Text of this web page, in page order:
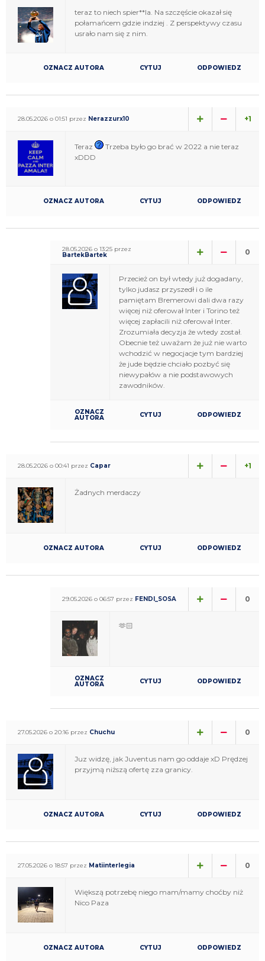
teraz to niech spier**la. Na szczęście okazał się
połamańcem gdzie indziej . Z perspektywy czasu
usrało nam się z nim.
OZNACZ AUTORA CYTUJ ODPOWIEDZ
28.05.2026 o 01:51 przez Nerazzurx10 +1
Teraz
Trzeba było go brać w 2022 a nie teraz
xDDD
OZNACZ AUTORA CYTUJ ODPOWIEDZ
28.05.2026 o 13:25 przez
BartekBartek 0
Przecież on był wtedy już dogadany,
tylko judasz przyszedł i o ile
pamiętam Bremerowi dali dwa razy
więcej niż oferował Inter i Torino też
więcej zapłacili niż oferował Inter.
Zrozumiała decyzja że wtedy został.
Obecnie też uważam że już nie warto
wchodzić w negocjacje tym bardziej
że jude będzie chciało pozbyć się
niewypałów a nie podstawowych
zawodników.
OZNACZ
AUTORA CYTUJ ODPOWIEDZ
28.05.2026 o 00:41 przez Capar +1
Żadnych merdaczy
OZNACZ AUTORA CYTUJ ODPOWIEDZ
29.05.2026 o 06:57 przez FENDI_SOSA 0
🫶🏻
OZNACZ
AUTORA CYTUJ ODPOWIEDZ
27.05.2026 o 20:16 przez Chuchu 0
Juz widzę, jak Juventus nam go oddaje xD Prędzej
przyjmą niższą ofertę zza granicy.
OZNACZ AUTORA CYTUJ ODPOWIEDZ
27.05.2026 o 18:57 przez Matiinterlegia 0
Większą potrzebę niego mam/mamy choćby niż
Nico Paza
OZNACZ AUTORA CYTUJ ODPOWIEDZ